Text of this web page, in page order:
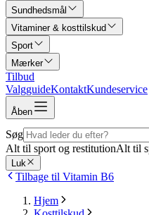
Sundhedsmål
Vitaminer & kosttilskud
Sport
Mærker
Tilbud
ValgguideKontaktKundeservice
Åben
Søg
Alt til sport og restitutionAlt til
Luk
Tilbage til Vitamin B6
Hjem